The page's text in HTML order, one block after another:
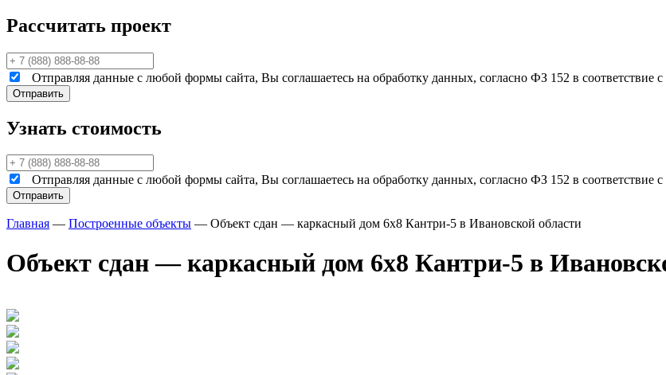
Рассчитать проект
Отправляя данные с любой формы сайта, Вы соглашаетесь на обработку данных, согласно ФЗ 152 в соответствие с
Узнать стоимость
Отправляя данные с любой формы сайта, Вы соглашаетесь на обработку данных, согласно ФЗ 152 в соответствие с
Главная — Построенные объекты — Объект сдан — каркасный дом 6х8 Кантри-5 в Ивановской области
Объект сдан — каркасный дом 6х8 Кантри-5 в